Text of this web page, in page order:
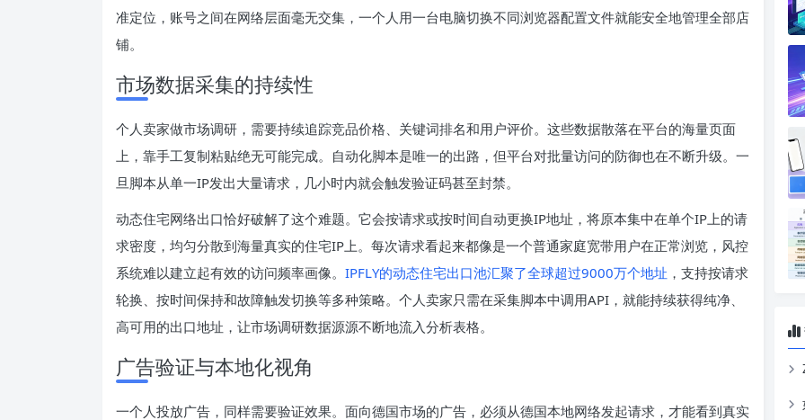
准定位，账号之间在网络层面毫无交集，一个人用一台电脑切换不同浏览器配置文件就能安全地管理全部店
铺。
市场数据采集的持续性
个人卖家做市场调研，需要持续追踪竞品价格、关键词排名和用户评价。这些数据散落在平台的海量页面
上，靠手工复制粘贴绝无可能完成。自动化脚本是唯一的出路，但平台对批量访问的防御也在不断升级。一
旦脚本从单一IP发出大量请求，几小时内就会触发验证码甚至封禁。
动态住宅网络出口恰好破解了这个难题。它会按请求或按时间自动更换IP地址，将原本集中在单个IP上的请
求密度，均匀分散到海量真实的住宅IP上。每次请求看起来都像是一个普通家庭宽带用户在正常浏览，风控
系统难以建立起有效的访问频率画像。 IPFLY的动态住宅出口池汇聚了全球超过9000万个地址 ，支持按请求
轮换、按时间保持和故障触发切换等多种策略。个人卖家只需在采集脚本中调用API，就能持续获得纯净、
高可用的出口地址，让市场调研数据源源不断地流入分析表格。
广告验证与本地化视角
一个人投放广告，同样需要验证效果。面向德国市场的广告，必须从德国本地网络发起请求，才能看到真实